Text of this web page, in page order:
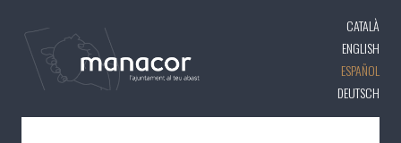
contenido
principal
CATALÀ
ENGLISH
ESPAÑOL
DEUTSCH